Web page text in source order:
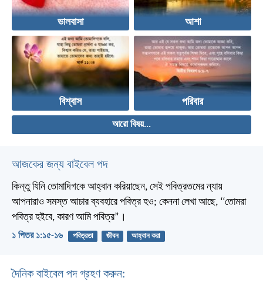
ভালবাসা আশা
বিশ্বাস পরিবার
আরো বিষয়...
আজকের জন্য বাইবেল পদ
কিন্তু যিনি তোমাদিগকে আহ্বান করিয়াছেন, সেই পবিত্রতমের ন্যায়
আপনারাও সমস্ত আচার ব্যবহারে পবিত্র হও; কেননা লেখা আছে, ‘‘তোমরা
পবিত্র হইবে, কারণ আমি পবিত্র”।
১ পিতর ১:১৫-১৬ পবিত্রতা জীবন আহ্বান করা
দৈনিক বাইবেল পদ গ্রহণ করুন: